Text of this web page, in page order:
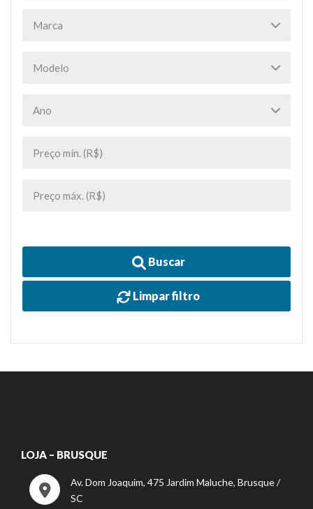
Buscar
Limpar filtro
LOJA – BRUSQUE
Av. Dom Joaquim, 475 Jardim Maluche, Brusque /
SC